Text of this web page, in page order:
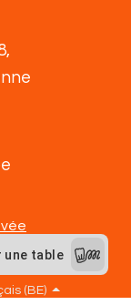
(BE)